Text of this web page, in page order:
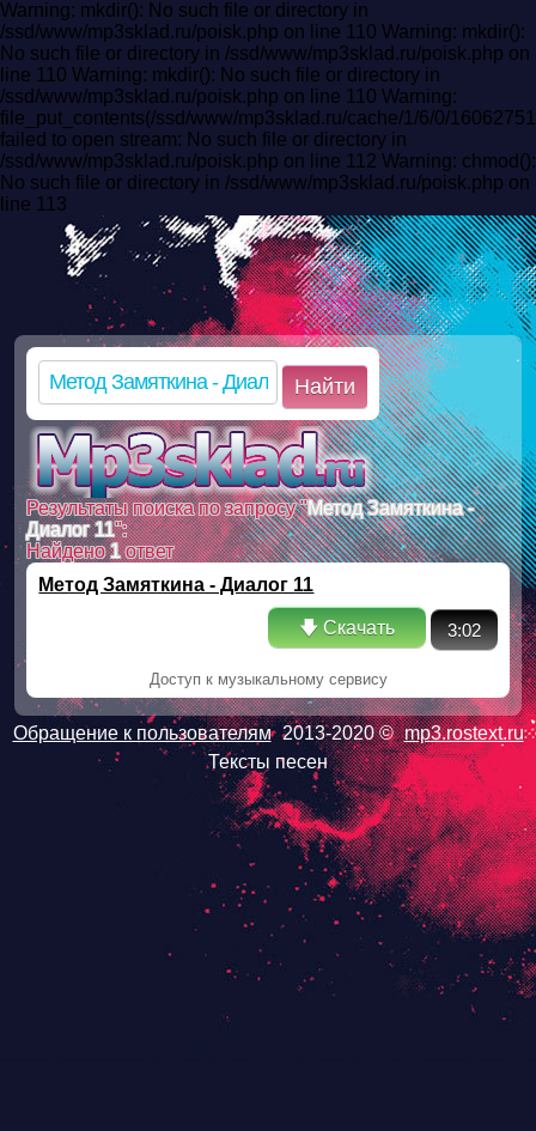
Warning: mkdir(): No such file or directory in
/ssd/www/mp3sklad.ru/poisk.php on line 110 Warning: mkdir():
No such file or directory in /ssd/www/mp3sklad.ru/poisk.php on
line 110 Warning: mkdir(): No such file or directory in
/ssd/www/mp3sklad.ru/poisk.php on line 110 Warning:
file_put_contents(/ssd/www/mp3sklad.ru/cache/1/6/0/
failed to open stream: No such file or directory in
/ssd/www/mp3sklad.ru/poisk.php on line 112 Warning: chmod():
No such file or directory in /ssd/www/mp3sklad.ru/poisk.php on
line 113
Найти
Результаты поиска по запросу "Метод Замяткина -
Диалог 11":
Найдено1ответ
Метод Замяткина - Диалог 11
🡇 Скачать 3:02
Доступ к музыкальному сервису
Обращение к пользователям 2013-2020 © mp3.rostext.ru
Тексты песен